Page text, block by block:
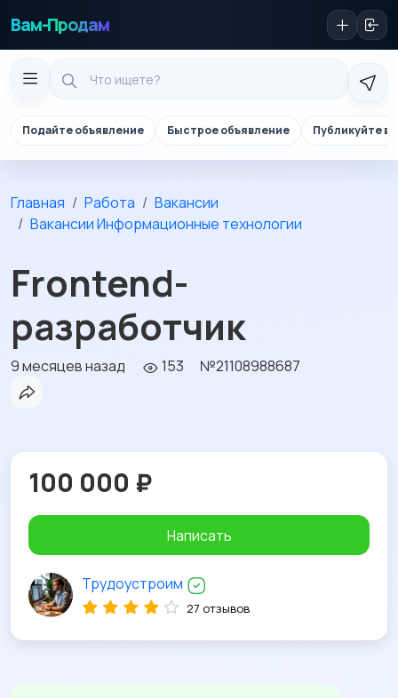
Вам-Продам
Подайте объявление Быстрое объявление Публикуйте в
Главная Работа
Вакансии
Вакансии Информационные технологии
Frontend-
разработчик
9 месяцев назад 153 №21108988687
100 000 ₽
Написать
Трудоустроим
27 отзывов